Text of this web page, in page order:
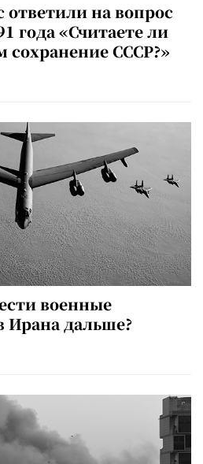
ответили на вопрос
года «Считаете ли
СССР?»
военные
Ирана дальше?